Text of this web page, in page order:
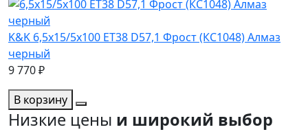
K&K 6,5x15/5x100 ET38 D57,1 Фрост (КС1048) Алмаз
черный
9 770 ₽
В корзину
Низкие цены и широкий выбор